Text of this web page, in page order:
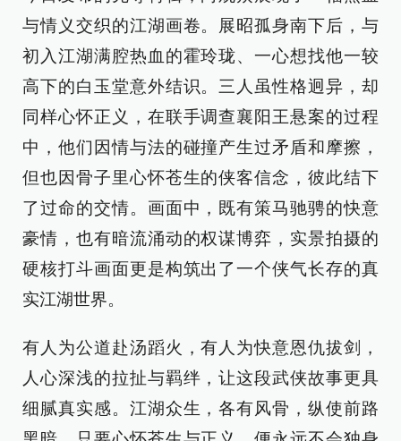
与情义交织的江湖画卷。展昭孤身南下后，与
初入江湖满腔热血的霍玲珑、一心想找他一较
高下的白玉堂意外结识。三人虽性格迥异，却
同样心怀正义，在联手调查襄阳王悬案的过程
中，他们因情与法的碰撞产生过矛盾和摩擦，
但也因骨子里心怀苍生的侠客信念，彼此结下
了过命的交情。画面中，既有策马驰骋的快意
豪情，也有暗流涌动的权谋博弈，实景拍摄的
硬核打斗画面更是构筑出了一个侠气长存的真
实江湖世界。
有人为公道赴汤蹈火，有人为快意恩仇拔剑，
人心深浅的拉扯与羁绊，让这段武侠故事更具
细腻真实感。江湖众生，各有风骨，纵使前路